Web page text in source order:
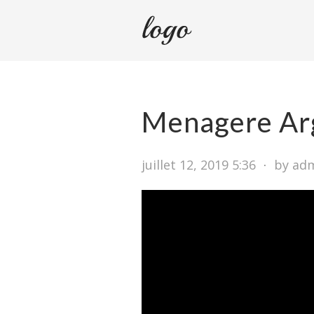
Menagere
juillet 12, 2019 5:36 ⋅ by